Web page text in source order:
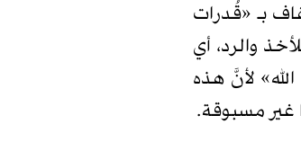
بـ «قُدرات
والرد، أي
لأنَّ هذه
غير مسبوقة.